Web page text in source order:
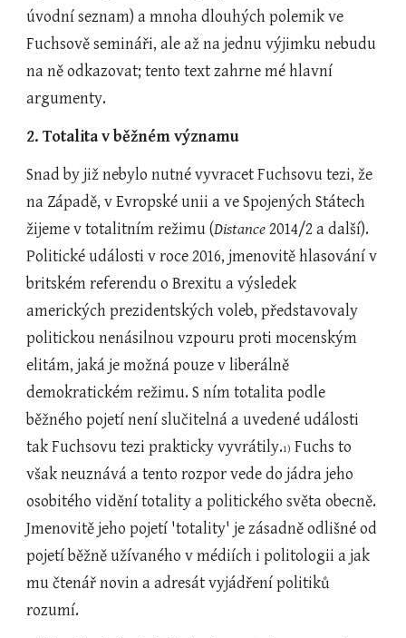
úvodní seznam) a mnoha dlouhých polemik ve
Fuchsově semináři, ale až na jednu výjimku nebudu
na ně odkazovat; tento text zahrne mé hlavní
argumenty.
2. Totalita v běžném významu
Snad by již nebylo nutné vyvracet Fuchsovu tezi, že
na Západě, v Evropské unii a ve Spojených Státech
žijeme v totalitním režimu (Distance 2014/2 a další).
Politické události v roce 2016, jmenovitě hlasování v
britském referendu o Brexitu a výsledek
amerických prezidentských voleb, představovaly
politickou nenásilnou vzpouru proti mocenským
elitám, jaká je možná pouze v liberálně
demokratickém režimu. S ním totalita podle
běžného pojetí není slučitelná a uvedené události
tak Fuchsovu tezi prakticky vyvrátily.1) Fuchs to
však neuznává a tento rozpor vede do jádra jeho
osobitého vidění totality a politického světa obecně.
Jmenovitě jeho pojetí 'totality' je zásadně odlišné od
pojetí běžně užívaného v médiích i politologii a jak
mu čtenář novin a adresát vyjádření politiků
rozumí.